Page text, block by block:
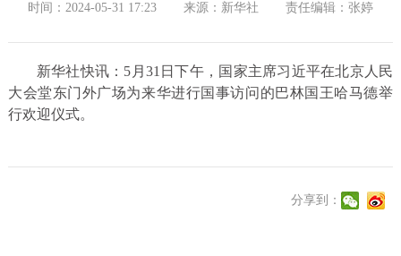
时间：2024-05-31 17:23 来源：新华社 责任编辑：张婷
新华社快讯：5月31日下午，国家主席习近平在北京人民
大会堂东门外广场为来华进行国事访问的巴林国王哈马德举
行欢迎仪式。
分享到：